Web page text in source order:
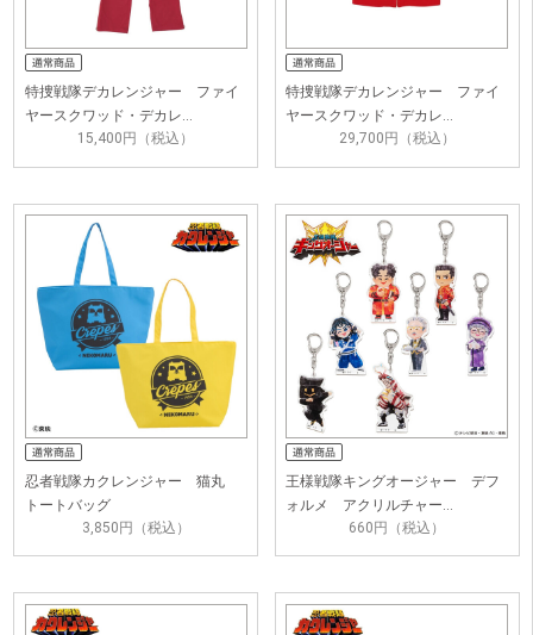
特捜戦隊デカレンジャー ファイ
ヤースクワッド・デカレ…
15,400円（税込）
特捜戦隊デカレンジャー ファイ
ヤースクワッド・デカレ…
29,700円（税込）
忍者戦隊カクレンジャー 猫丸
トートバッグ
3,850円（税込）
王様戦隊キングオージャー デフ
ォルメ アクリルチャー…
660円（税込）